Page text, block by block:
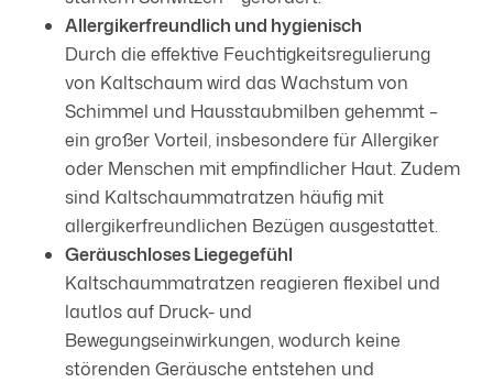
Allergikerfreundlich und hygienisch
Durch die effektive Feuchtigkeitsregulierung
von Kaltschaum wird das Wachstum von
Schimmel und Hausstaubmilben gehemmt –
ein großer Vorteil, insbesondere für Allergiker
oder Menschen mit empfindlicher Haut. Zudem
sind Kaltschaummatratzen häufig mit
allergikerfreundlichen Bezügen ausgestattet.
Geräuschloses Liegegefühl
Kaltschaummatratzen reagieren flexibel und
lautlos auf Druck- und
Bewegungseinwirkungen, wodurch keine
störenden Geräusche entstehen und